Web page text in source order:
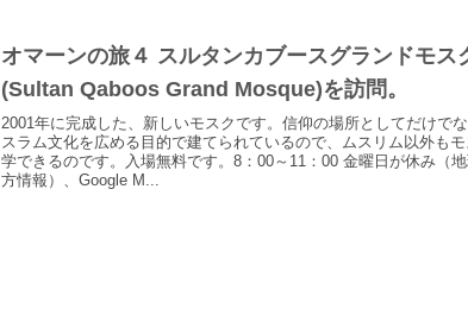
オマーンの旅４ スルタンカブースグランドモス
(Sultan Qaboos Grand Mosque)を訪問。
2001年に完成した、新しいモスクです。信仰の場所としてだけで
スラム文化を広める目的で建てられているので、ムスリム以外もモ
学できるのです。入場無料です。8：00～11：00 金曜日が休み（地
方情報）、Google M...